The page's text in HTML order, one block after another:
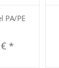
PA/PE
*